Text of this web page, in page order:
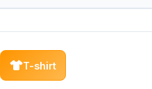
T-shirt